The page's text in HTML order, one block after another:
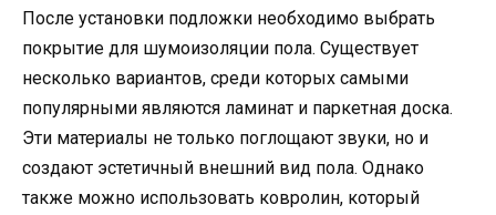
После установки подложки необходимо выбрать
покрытие для шумоизоляции пола. Существует
несколько вариантов, среди которых самыми
популярными являются ламинат и паркетная доска.
Эти материалы не только поглощают звуки, но и
создают эстетичный внешний вид пола. Однако
также можно использовать ковролин, который